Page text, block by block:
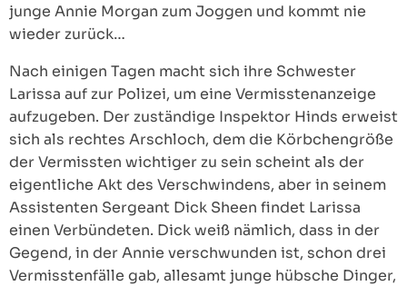
junge Annie Morgan zum Joggen und kommt nie
wieder zurück…
Nach einigen Tagen macht sich ihre Schwester
Larissa auf zur Polizei, um eine Vermisstenanzeige
aufzugeben. Der zuständige Inspektor Hinds erweist
sich als rechtes Arschloch, dem die Körbchengröße
der Vermissten wichtiger zu sein scheint als der
eigentliche Akt des Verschwindens, aber in seinem
Assistenten Sergeant Dick Sheen findet Larissa
einen Verbündeten. Dick weiß nämlich, dass in der
Gegend, in der Annie verschwunden ist, schon drei
Vermisstenfälle gab, allesamt junge hübsche Dinger,